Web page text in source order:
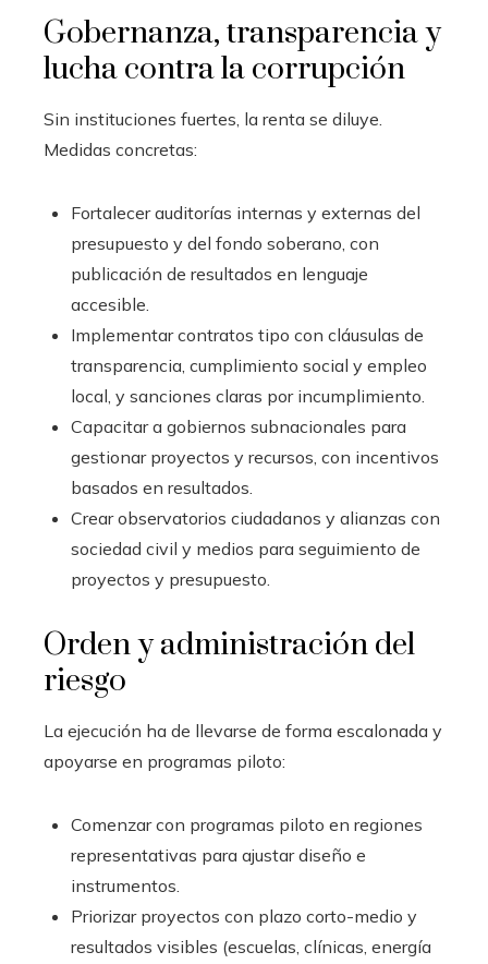
Gobernanza, transparencia y
lucha contra la corrupción
Sin instituciones fuertes, la renta se diluye.
Medidas concretas:
Fortalecer auditorías internas y externas del
presupuesto y del fondo soberano, con
publicación de resultados en lenguaje
accesible.
Implementar contratos tipo con cláusulas de
transparencia, cumplimiento social y empleo
local, y sanciones claras por incumplimiento.
Capacitar a gobiernos subnacionales para
gestionar proyectos y recursos, con incentivos
basados en resultados.
Crear observatorios ciudadanos y alianzas con
sociedad civil y medios para seguimiento de
proyectos y presupuesto.
Orden y administración del
riesgo
La ejecución ha de llevarse de forma escalonada y
apoyarse en programas piloto:
Comenzar con programas piloto en regiones
representativas para ajustar diseño e
instrumentos.
Priorizar proyectos con plazo corto-medio y
resultados visibles (escuelas, clínicas, energía